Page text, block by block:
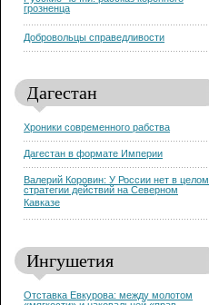
грозненца
Добровольцы справедливости
Дагестан
Хроники современного рабства
Дагестан в формате Империи
Валерий Коровин: У России нет в целом
стратегии действий на Северном
Кавказе
Ингушетия
Отставка Евкурова: между молотом